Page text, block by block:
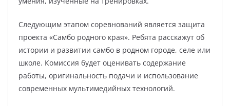
Следующим этапом соревнований является защита
проекта «Самбо родного края». Ребята расскажут об
истории и развитии самбо в родном городе, селе или
школе. Комиссия будет оценивать содержание
работы, оригинальность подачи и использование
современных мультимедийных технологий.